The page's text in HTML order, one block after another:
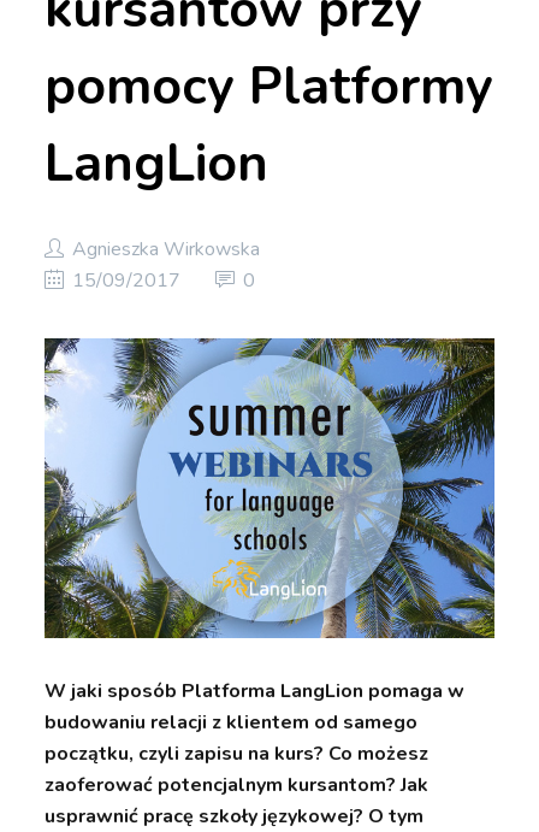
pomocy Platformy
LangLion
Agnieszka Wirkowska
15/09/2017
0
W jaki sposób Platforma LangLion pomaga w
budowaniu relacji z klientem od samego
początku, czyli zapisu na kurs? Co możesz
zaoferować potencjalnym kursantom? Jak
usprawnić pracę szkoły językowej? O tym